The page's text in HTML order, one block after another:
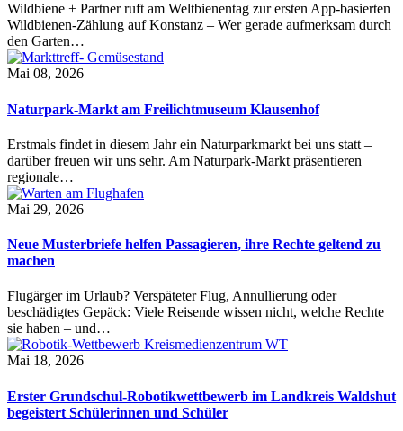
Wildbiene + Partner ruft am Weltbienentag zur ersten App-basierten
Wildbienen-Zählung auf Konstanz – Wer gerade aufmerksam durch
den Garten…
Mai 08, 2026
Naturpark-Markt am Freilichtmuseum Klausenhof
Erstmals findet in diesem Jahr ein Naturparkmarkt bei uns statt –
darüber freuen wir uns sehr. Am Naturpark-Markt präsentieren
regionale…
Mai 29, 2026
Neue Musterbriefe helfen Passagieren, ihre Rechte geltend zu
machen
Flugärger im Urlaub? Verspäteter Flug, Annullierung oder
beschädigtes Gepäck: Viele Reisende wissen nicht, welche Rechte
sie haben – und…
Mai 18, 2026
Erster Grundschul-Robotikwettbewerb im Landkreis Waldshut
begeistert Schülerinnen und Schüler